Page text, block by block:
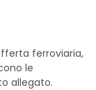
ferroviaria,
le
allegato.